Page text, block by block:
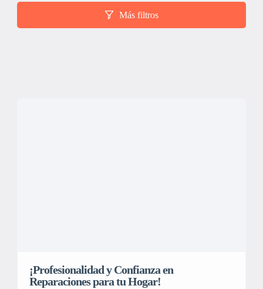
Más filtros
¡Profesionalidad y Confianza en
Reparaciones para tu Hogar!